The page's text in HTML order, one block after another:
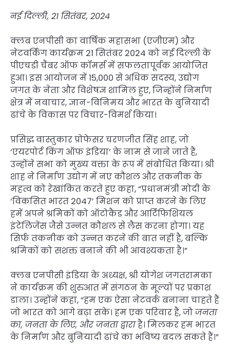
नई दिल्ली, 21 सितंबर, 2024
क्लब एनपीसी का वार्षिक महासभा (एजीएम) और
नेटवर्किंग कार्यक्रम 21 सितंबर 2024 को नई दिल्ली के
पीएचडी चैंबर ऑफ कॉमर्स में सफलतापूर्वक आयोजित
हुआ। इस आयोजन में 15,000 से अधिक सदस्य, उद्योग
जगत के नेता और विशेषज्ञ शामिल हुए, जिन्होंने निर्माण
क्षेत्र में नवाचार, ज्ञान-विनिमय और भारत के बुनियादी
ढांचे के विकास पर विचार-विमर्श किया।
प्रसिद्ध वास्तुकार प्रोफेसर चरणजीत सिंह शाह, जो
‘एयरपोर्ट किंग ऑफ इंडिया’ के नाम से जाने जाते हैं,
उन्होंने सभा को मुख्य वक्ता के रूप में संबोधित किया। श्री
शाह ने निर्माण उद्योग में नए कौशल और तकनीक के
महत्व को रेखांकित करते हुए कहा, “प्रधानमंत्री मोदी के
‘विकसित भारत 2047’ मिशन को प्राप्त करने के लिए
हमें अपने श्रमिकों को ऑटोकैड और आर्टिफिशियल
इंटेलिजेंस जैसे उन्नत कौशल से लैस करना होगा। यह
सिर्फ तकनीक को उन्नत करने की बात नहीं है, बल्कि
श्रमिकों को सशक्त बनाने की भी आवश्यकता है।”
क्लब एनपीसी इंडिया के अध्यक्ष, श्री योगेश जगतरामका
ने कार्यक्रम की शुरुआत में संगठन के मूल्यों पर प्रकाश
डाला। उन्होंने कहा, “हम एक ऐसा नेटवर्क बनाना चाहते हैं
जो भारत को आगे बढ़ा सके। हम एक परिवार हैं, जोजनता
का, जनता के लिए, और जनता द्वाराहै। मिलकर हम भारत
के निर्माण और बुनियादी ढांचे का भविष्य बदल सकते हैं।”